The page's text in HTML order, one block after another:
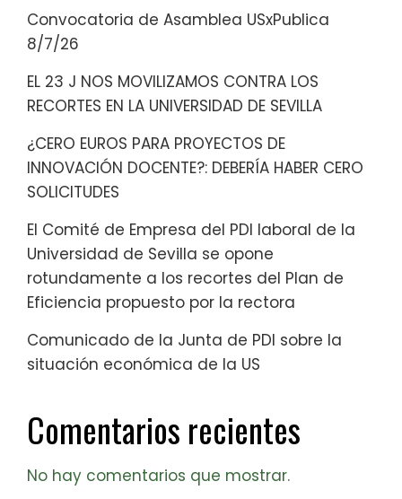
Convocatoria de Asamblea USxPublica
8/7/26
EL 23 J NOS MOVILIZAMOS CONTRA LOS
RECORTES EN LA UNIVERSIDAD DE SEVILLA
¿CERO EUROS PARA PROYECTOS DE
INNOVACIÓN DOCENTE?: DEBERÍA HABER CERO
SOLICITUDES
El Comité de Empresa del PDI laboral de la
Universidad de Sevilla se opone
rotundamente a los recortes del Plan de
Eficiencia propuesto por la rectora
Comunicado de la Junta de PDI sobre la
situación económica de la US
Comentarios recientes
No hay comentarios que mostrar.